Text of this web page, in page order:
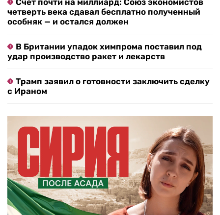
Счет почти на миллиард: Союз экономистов
четверть века сдавал бесплатно полученный
особняк — и остался должен
В Британии упадок химпрома поставил под
удар производство ракет и лекарств
Трамп заявил о готовности заключить сделку
с Ираном